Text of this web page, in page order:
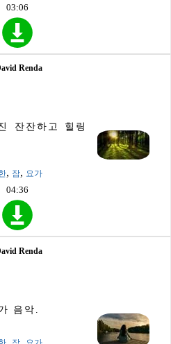
03:06
Renda
잔잔하고 힐링
, 잠, 요가
04:36
Renda
음악.
, ,